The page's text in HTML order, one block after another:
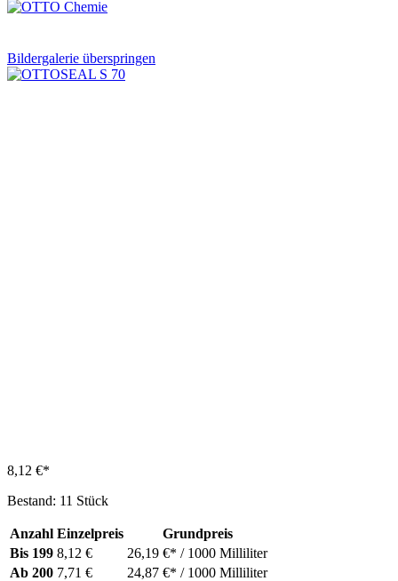
Bildergalerie überspringen
8,12 €*
Bestand: 11 Stück
Anzahl Einzelpreis
Grundpreis
Bis 199 8,12 € 26,19 €* / 1000 Milliliter
Ab 200 7,71 € 24,87 €* / 1000 Milliliter